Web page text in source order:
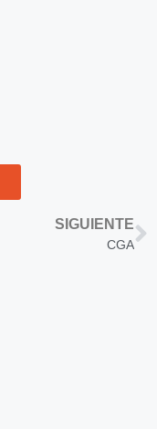
SIGUIENTE
CGA